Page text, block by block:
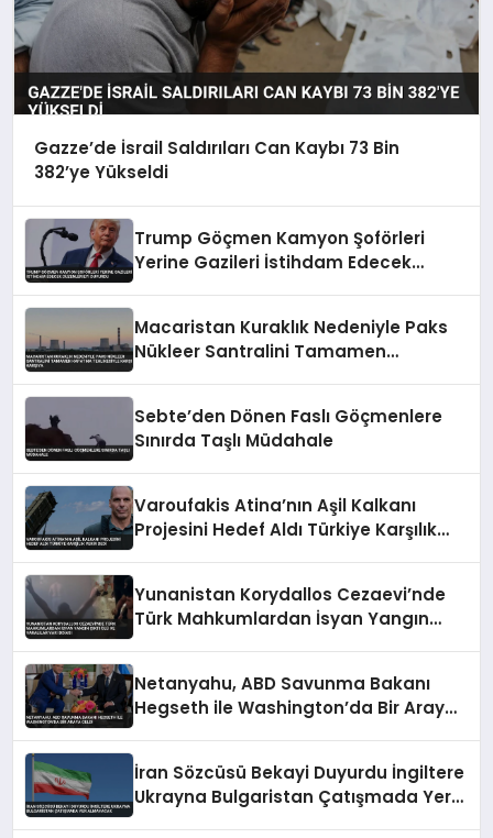
Gazze’de İsrail Saldırıları Can Kaybı 73 Bin
382’ye Yükseldi
Trump Göçmen Kamyon Şoförleri
Yerine Gazileri İstihdam Edecek
Macaristan Kuraklık Nedeniyle Paks
Nükleer Santralini Tamamen
Sebte’den Dönen Faslı Göçmenlere
Sınırda Taşlı Müdahale
Varoufakis Atina’nın Aşil Kalkanı
Projesini Hedef Aldı Türkiye Karşılık
Yunanistan Korydallos Cezaevi’nde
Türk Mahkumlardan İsyan Yangın
Netanyahu, ABD Savunma Bakanı
Hegseth ile Washington’da Bir Araya
İran Sözcüsü Bekayi Duyurdu İngiltere
Ukrayna Bulgaristan Çatışmada Yer